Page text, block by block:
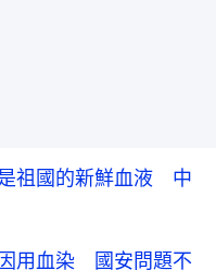
祖國的新鮮血液 中
用血染 國安問題不